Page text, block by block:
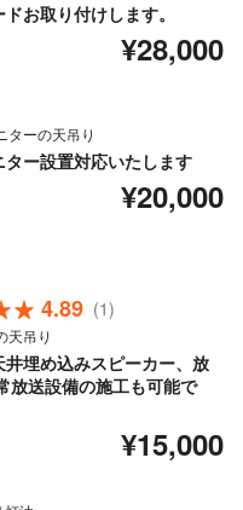
お取り付けします。
¥28,000
ターの天吊り
ター設置対応いたします
¥20,000
4.89 (1)
天吊り
井埋め込みスピーカー、放
放送設備の施工も可能で
¥15,000